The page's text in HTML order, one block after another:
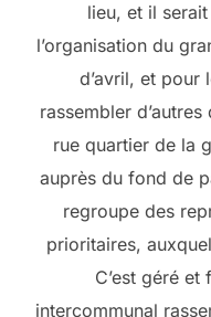
lieu, et il
l’organisation du
d’avril, et pour
rassembler d’autres
rue quartier de la
auprès du fond de
regroupe des
prioritaires,
C’est géré
intercommunal